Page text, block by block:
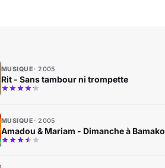
MUSIQUE 2005
Rit - Sans tambour ni trompette
MUSIQUE 2005
Amadou & Mariam - Dimanche à Bamako